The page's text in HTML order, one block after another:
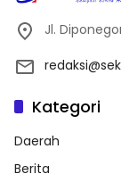
Jl.
Kategori
Daerah
Berita